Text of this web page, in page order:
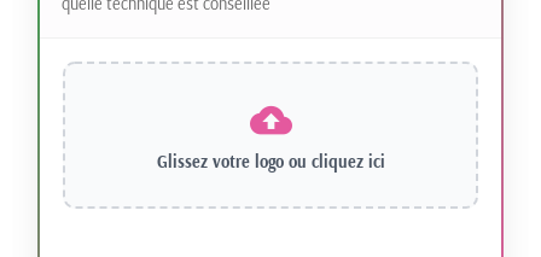
Glissez votre logo ou cliquez ici